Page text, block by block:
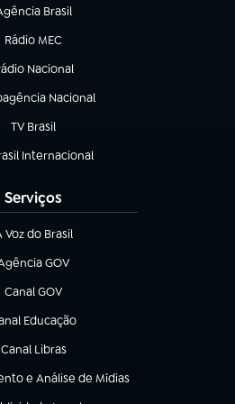
Brasil
em nova aba)
Rádio MEC
(abre em nova aba)
Nacional
Nacional
em nova aba)
TV Brasil
(abre em nova aba)
Internacional
em nova aba)
Serviços
Voz do Brasil
em nova aba)
GOV
em nova aba)
Canal GOV
(abre em nova aba)
Educação
em nova aba)
Canal Libras
(abre em nova aba)
e Análise de Mídias
aba)